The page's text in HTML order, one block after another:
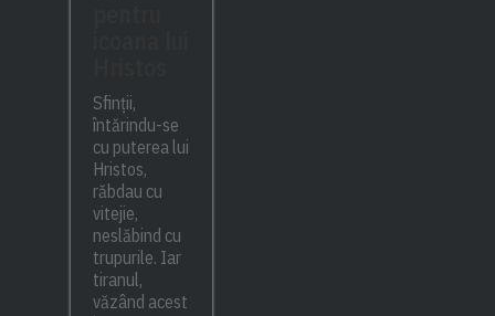
Sfinții,
întărindu-se
cu puterea lui
Hristos,
răbdau cu
vitejie,
neslăbind cu
trupurile. Iar
tiranul,
văzând acest